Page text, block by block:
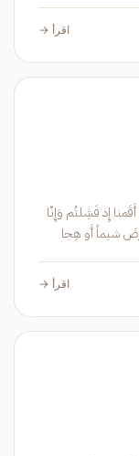
اقرأ →
ألا مَن مُبلِغٌ عَنّي حُرَيثاً مُغَلغَلَةً أَحانَ أَمِ اِزدَرانا فَإِنّا قَد أَقَمنا إِذ فَشِلتُم وَإِنّا
اقرأ →